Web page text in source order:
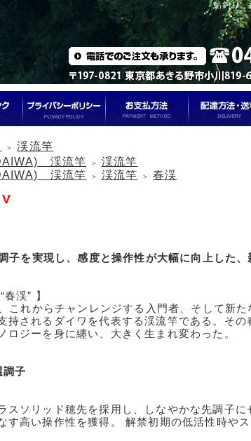
鮎釣り
＞
渓流竿
渓流竿 ＞
渓流竿
渓流竿 ＞ 渓流竿 ＞ 春渓
を実現し、感度と操作性が大幅に向上した、
渓” 】
これからチャンレンジする入門者、そして新た
持されるダイワを代表する渓流竿である。そ
ロジーを身に纏い、大きく生まれ変わった。
調子
スソリッド穂先を採用し、しなやかな先調子に
す高い操作性を獲得。 解禁初期の低活性時や